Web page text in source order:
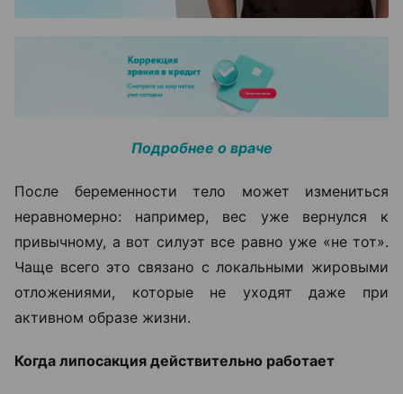
Подробнее о враче
После беременности тело может измениться
неравномерно: например, вес уже вернулся к
привычному, а вот силуэт все равно уже «не тот».
Чаще всего это связано с локальными жировыми
отложениями, которые не уходят даже при
активном образе жизни.
Когда липосакция действительно работает